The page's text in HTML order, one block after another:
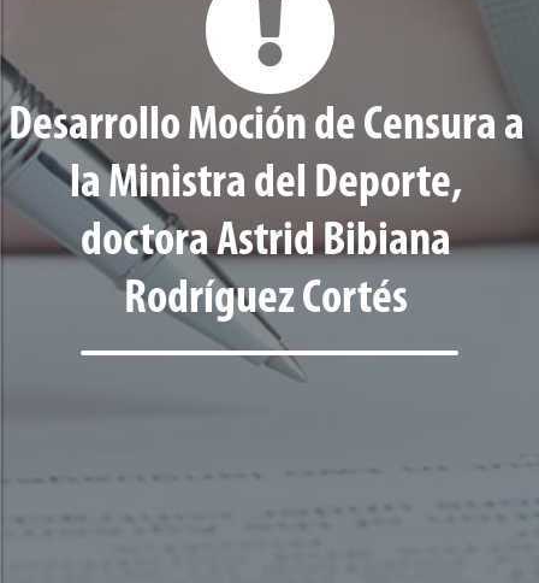
Desarrollo Moción de Censura a
la Ministra del Deporte,
doctora Astrid Bibiana
Rodríguez Cortés